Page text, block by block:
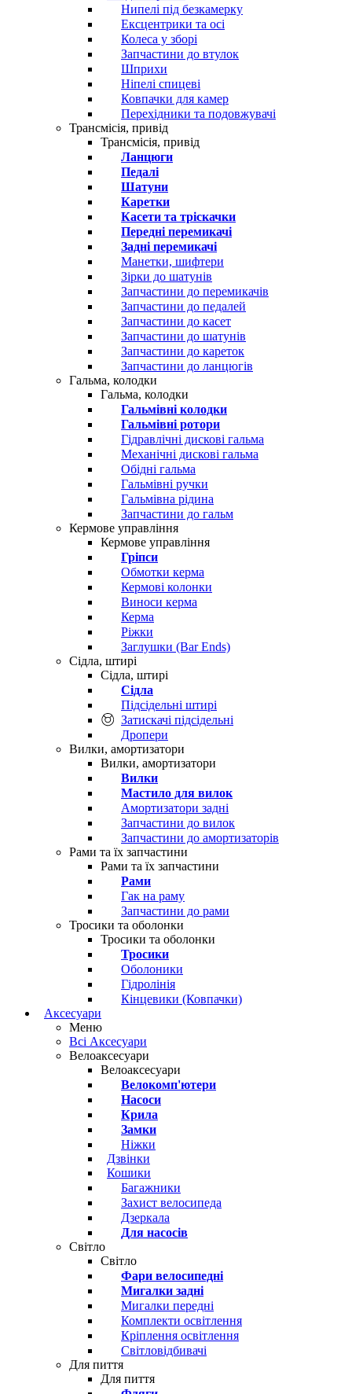
Нипелі під безкамерку
Ексцентрики та осі
Колеса у зборі
Запчастини до втулок
Шприхи
Ніпелі спицеві
Ковпачки для камер
Перехідники та подовжувачі
Трансмісія, привід
Трансмісія, привід
Ланцюги
Педалі
Шатуни
Каретки
Касети та тріскачки
Передні перемикачі
Задні перемикачі
Манетки, шифтери
Зірки до шатунів
Запчастини до перемикачів
Запчастини до педалей
Запчастини до касет
Запчастини до шатунів
Запчастини до кареток
Запчастини до ланцюгів
Гальма, колодки
Гальма, колодки
Гальмівні колодки
Гальмівні ротори
Гідравлічні дискові гальма
Механічні дискові гальма
Обідні гальма
Гальмівні ручки
Гальмівна рідина
Запчастини до гальм
Кермове управління
Кермове управління
Гріпси
Обмотки керма
Кермові колонки
Виноси керма
Керма
Ріжки
Заглушки (Bar Ends)
Сідла, штирі
Сідла, штирі
Сідла
Підсідельні штирі
Затискачі підсідельні
Дропери
Вилки, амортизатори
Вилки, амортизатори
Вилки
Мастило для вилок
Амортизатори задні
Запчастини до вилок
Запчастини до амортизаторів
Рами та їх запчастини
Рами та їх запчастини
Рами
Гак на раму
Запчастини до рами
Тросики та оболонки
Тросики та оболонки
Тросики
Оболоники
Гідролінія
Кінцевики (Ковпачки)
Аксесуари
Меню
Всі Аксесуари
Велоаксесуари
Велоаксесуари
Велокомп'ютери
Насоси
Крила
Замки
Ніжки
Дзвінки
Кошики
Багажники
Захист велосипеда
Дзеркала
Для насосів
Світло
Світло
Фари велосипедні
Мигалки задні
Мигалки передні
Комплекти освітлення
Кріплення освітлення
Світловідбивачі
Для пиття
Для пиття